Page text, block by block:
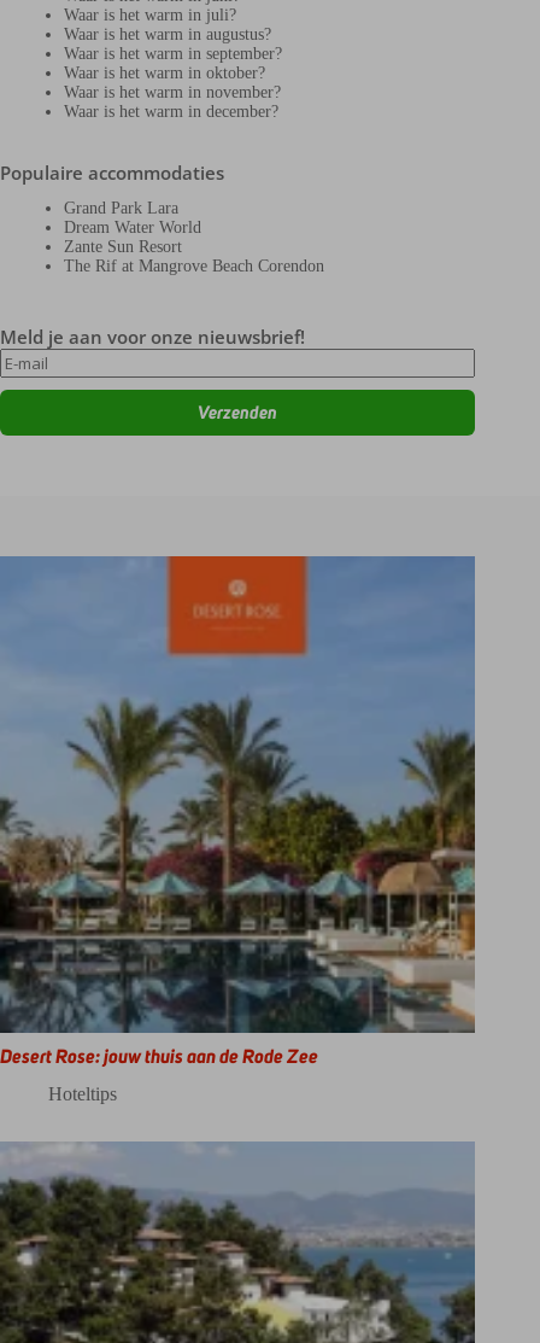
Waar is het warm in juli?
Waar is het warm in augustus?
Waar is het warm in september?
Waar is het warm in oktober?
Waar is het warm in november?
Waar is het warm in december?
Populaire accommodaties
Grand Park Lara
Dream Water World
Zante Sun Resort
The Rif at Mangrove Beach Corendon
Meld je aan voor onze nieuwsbrief!
Desert Rose: jouw thuis aan de Rode Zee
Hoteltips